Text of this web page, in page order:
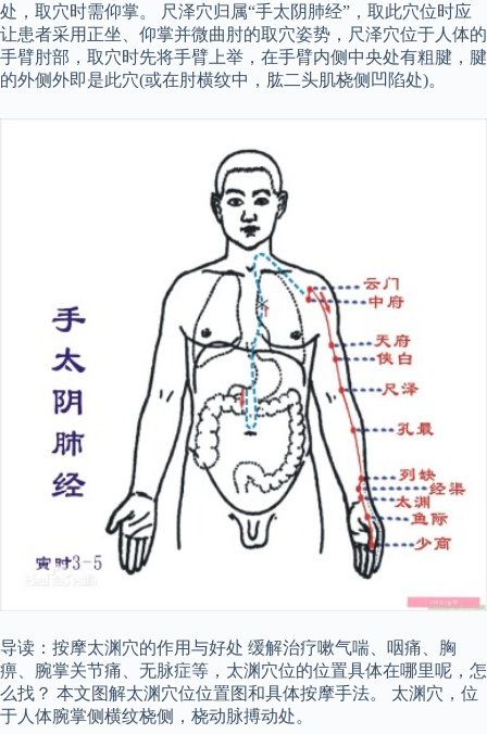
处，取穴时需仰掌。 尺泽穴归属“手太阴肺经”，取此穴位时应
让患者采用正坐、仰掌并微曲肘的取穴姿势，尺泽穴位于人体的
手臂肘部，取穴时先将手臂上举，在手臂内侧中央处有粗腱，腱
的外侧外即是此穴(或在肘横纹中，肱二头肌桡侧凹陷处)。
导读：按摩太渊穴的作用与好处 缓解治疗嗽气喘、咽痛、胸
痹、腕掌关节痛、无脉症等，太渊穴位的位置具体在哪里呢，怎
么找？ 本文图解太渊穴位位置图和具体按摩手法。 太渊穴，位
于人体腕掌侧横纹桡侧，桡动脉搏动处。